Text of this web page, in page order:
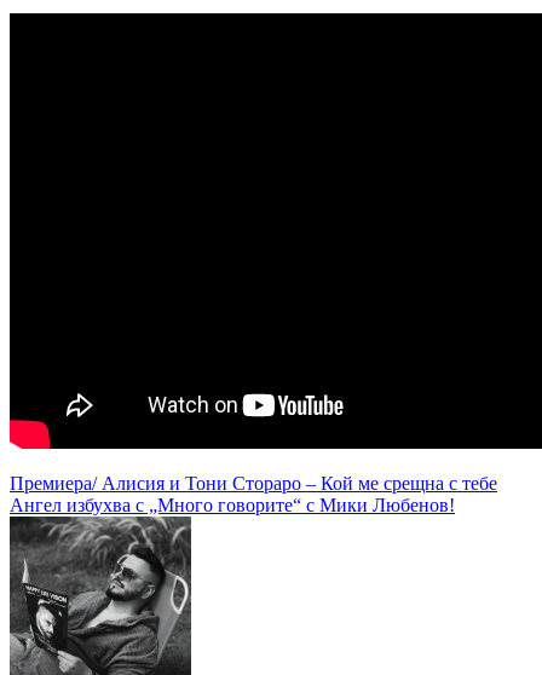
Навигация
Премиера/ Алисия и Тони Стораро – Кой ме срещна с тебе
Ангел избухва с „Много говорите“ с Мики Любенов!